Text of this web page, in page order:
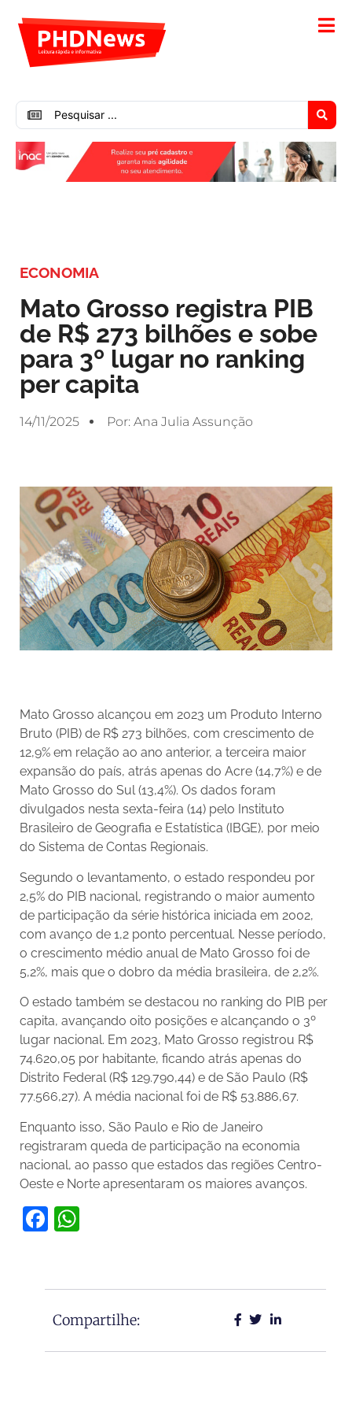
ECONOMIA
Mato Grosso registra PIB
de R$ 273 bilhões e sobe
para 3º lugar no ranking
per capita
14/11/2025 Por: Ana Julia Assunção
Mato Grosso alcançou em 2023 um Produto Interno
Bruto (PIB) de R$ 273 bilhões, com crescimento de
12,9% em relação ao ano anterior, a terceira maior
expansão do país, atrás apenas do Acre (14,7%) e de
Mato Grosso do Sul (13,4%). Os dados foram
divulgados nesta sexta-feira (14) pelo Instituto
Brasileiro de Geografia e Estatística (IBGE), por meio
do Sistema de Contas Regionais.
Segundo o levantamento, o estado respondeu por
2,5% do PIB nacional, registrando o maior aumento
de participação da série histórica iniciada em 2002,
com avanço de 1,2 ponto percentual. Nesse período,
o crescimento médio anual de Mato Grosso foi de
5,2%, mais que o dobro da média brasileira, de 2,2%.
O estado também se destacou no ranking do PIB per
capita, avançando oito posições e alcançando o 3º
lugar nacional. Em 2023, Mato Grosso registrou R$
74.620,05 por habitante, ficando atrás apenas do
Distrito Federal (R$ 129.790,44) e de São Paulo (R$
77.566,27). A média nacional foi de R$ 53.886,67.
Enquanto isso, São Paulo e Rio de Janeiro
registraram queda de participação na economia
nacional, ao passo que estados das regiões Centro-
Oeste e Norte apresentaram os maiores avanços.
Facebook
Compartilhe: